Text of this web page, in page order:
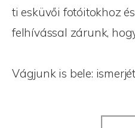
ti esküvői fotóitokhoz
felhívással zárunk,
Vágjunk is bele: